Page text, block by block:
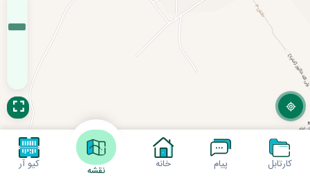
کارتابل پیام خانه نقشه کیو آر